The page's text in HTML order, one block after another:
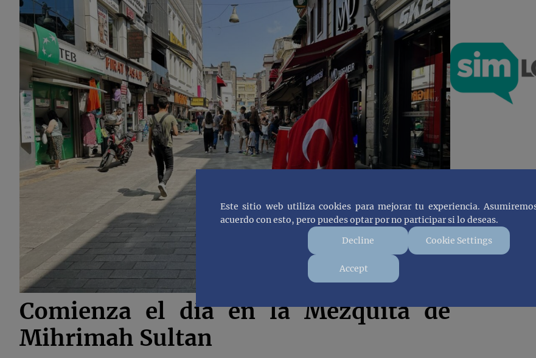
Comienza el día en la Mezquita de
Mihrimah Sultan
Este sitio web utiliza cookies para mejorar tu experiencia.
acuerdo con esto, pero puedes optar por no participar si lo deseas.
Decline
Cookie Settings
Accept